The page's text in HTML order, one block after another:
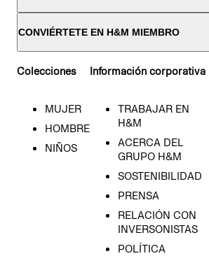
CONVIÉRTETE EN H&M MIEMBRO
Colecciones
MUJER
HOMBRE
NIÑOS
Información corporativa
TRABAJAR EN
H&M
ACERCA DEL
GRUPO H&M
SOSTENIBILIDAD
PRENSA
RELACIÓN CON
INVERSONISTAS
POLÍTICA